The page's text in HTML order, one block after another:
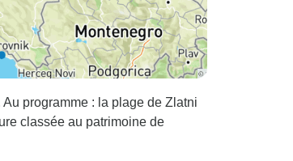
programme : la plage de Zlatni
classée au patrimoine de